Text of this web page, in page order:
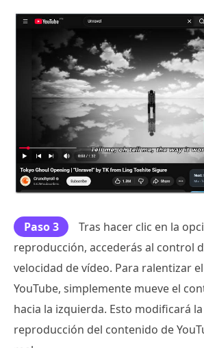
Paso 3
Tras hacer clic en la
reproducción, accederás al control
velocidad de vídeo. Para ralentizar
YouTube, simplemente mueve el
hacia la izquierda. Esto modificará
reproducción del contenido de